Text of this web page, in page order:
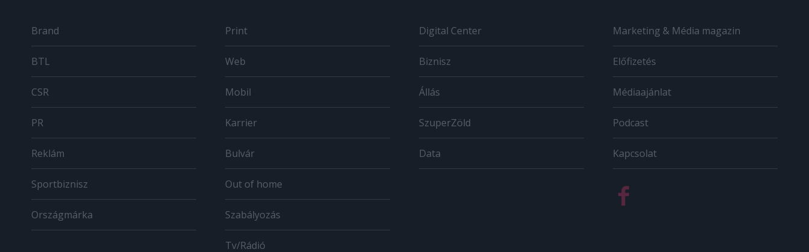
Brand
BTL
CSR
PR
Reklám
Sportbiznisz
Országmárka
Print
Web
Mobil
Karrier
Bulvár
Out of home
Szabályozás
Tv/Rádió
Digital Center
Biznisz
Állás
SzuperZöld
Data
Marketing & Média magazin
Előfizetés
Médiaajánlat
Podcast
Kapcsolat